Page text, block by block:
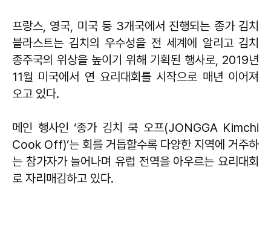
프랑스, 영국, 미국 등 3개국에서 진행되는 종가 김치
블라스트는 김치의 우수성을 전 세계에 알리고 김치
종주국의 위상을 높이기 위해 기획된 행사로, 2019년
11월 미국에서 연 요리대회를 시작으로 매년 이어져
오고 있다.
메인 행사인 ‘종가 김치 쿡 오프(JONGGA Kimchi
Cook Off)’는 회를 거듭할수록 다양한 지역에 거주하
는 참가자가 늘어나며 유럽 전역을 아우르는 요리대회
로 자리매김하고 있다.